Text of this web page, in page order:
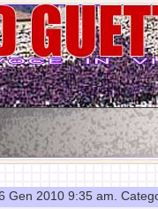
Gen 2010 9:35 am.